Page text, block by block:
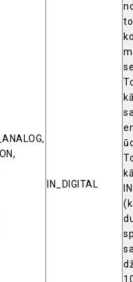
IN_DIGITAL